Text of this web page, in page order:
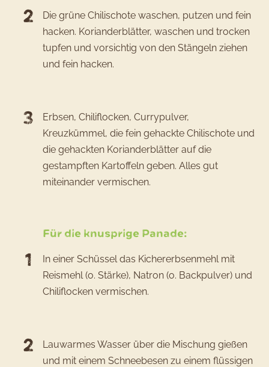
Die grüne Chilischote waschen, putzen und fein
hacken. Korianderblätter, waschen und trocken
tupfen und vorsichtig von den Stängeln ziehen
und fein hacken.
Erbsen, Chiliflocken, Currypulver,
Kreuzkümmel, die fein gehackte Chilischote und
die gehackten Korianderblätter auf die
gestampften Kartoffeln geben. Alles gut
miteinander vermischen.
Für die knusprige Panade:
In einer Schüssel das Kichererbsenmehl mit
Reismehl (o. Stärke), Natron (o. Backpulver) und
Chiliflocken vermischen.
Lauwarmes Wasser über die Mischung gießen
und mit einem Schneebesen zu einem flüssigen